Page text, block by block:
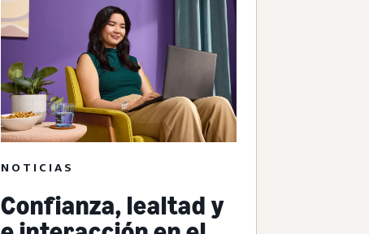
NOTICIAS
Confianza, lealtad y